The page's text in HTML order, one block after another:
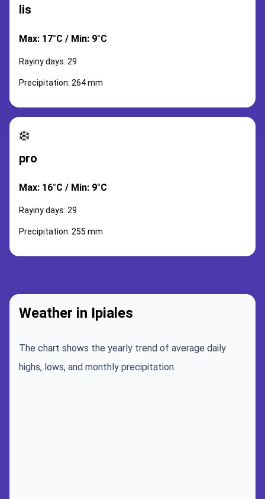
lis
Max: 17°C / Min: 9°C
Rayiny days: 29
Precipitation: 264 mm
❄️
pro
Max: 16°C / Min: 9°C
Rayiny days: 29
Precipitation: 255 mm
Weather in Ipiales
The chart shows the yearly trend of average daily
highs, lows, and monthly precipitation.